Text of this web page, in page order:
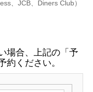
、JCB、Diners Club）
場合、上記の「予
約ください。